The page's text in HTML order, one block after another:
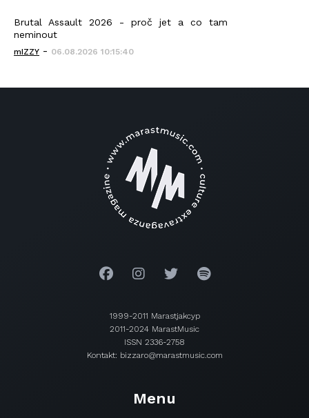
Brutal Assault 2026 - proč jet a co tam
neminout
mIZZY - 06.08.2026 10:15:40
1999-2011 Marastjakcyp
2011-2024 MarastMusic
ISSN 2336-2758
Kontakt: bizzaro@marastmusic.com
Menu